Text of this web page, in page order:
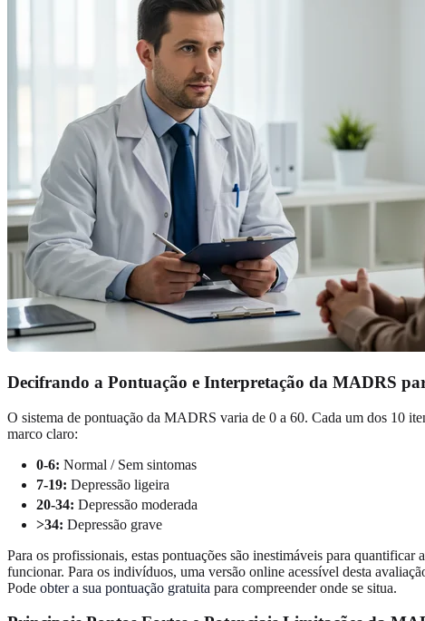
Decifrando a Pontuação e Interpretação da MADRS
O sistema de pontuação da MADRS varia de 0 a 60. Cada um dos 10
marco claro:
0-6: Normal / Sem sintomas
7-19: Depressão ligeira
20-34: Depressão moderada
>34: Depressão grave
Para os profissionais, estas pontuações são inestimáveis para
funcionar. Para os indivíduos, uma versão online acessível desta
Pode obter a sua pontuação gratuita para compreender onde se situa.